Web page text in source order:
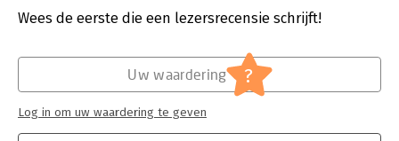
identiteit, je familie, je verleden en je relaties. Ze laat zien hoe
Verschijningsdatum:
27-6-2018
Wees de eerste die een lezersrecensie schrijft!
Uw waardering ?
Log in om uw waardering te geven